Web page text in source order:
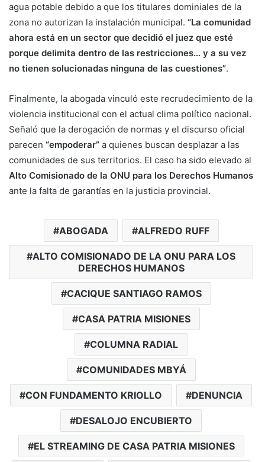
agua potable debido a que los titulares dominiales de la
zona no autorizan la instalación municipal. “La comunidad
ahora está en un sector que decidió el juez que esté
porque delimita dentro de las restricciones… y a su vez
no tienen solucionadas ninguna de las cuestiones”.
Finalmente, la abogada vinculó este recrudecimiento de la
violencia institucional con el actual clima político nacional.
Señaló que la derogación de normas y el discurso oficial
parecen “empoderar” a quienes buscan desplazar a las
comunidades de sus territorios. El caso ha sido elevado al
Alto Comisionado de la ONU para los Derechos Humanos
ante la falta de garantías en la justicia provincial.
ABOGADA ALFREDO RUFF
ALTO COMISIONADO DE LA ONU PARA LOS
DERECHOS HUMANOS
CACIQUE SANTIAGO RAMOS
CASA PATRIA MISIONES
COLUMNA RADIAL
COMUNIDADES MBYÁ
CON FUNDAMENTO KRIOLLO DENUNCIA
DESALOJO ENCUBIERTO
EL STREAMING DE CASA PATRIA MISIONES